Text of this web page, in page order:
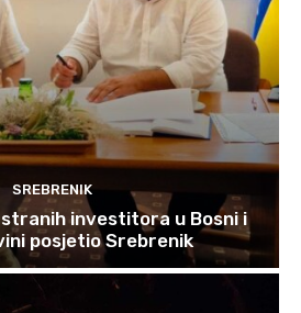
SREBRENIK
investitora u Bosni i
posjetio Srebrenik